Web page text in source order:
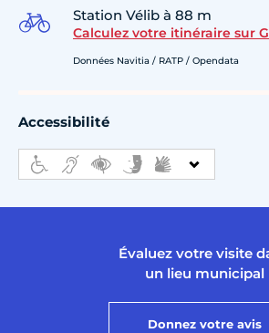
Station Vélib à 88 m
Calculez votre itinéraire sur
Données Navitia / RATP / Opendata
Accessibilité
Évaluez votre visite
un lieu municipal
Donnez votre avis